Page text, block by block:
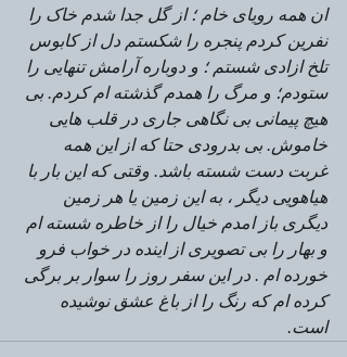
ان همه رویای خام ؛ از گل جدا شدم خاک را
نفرین کردم پنجره را شکستم دل از کابوس
تلخ ازادی شستم ؛ و دوباره آرامش تنهایی را
ستودم؛ و مرگ را همدم گذشته ام کردم. بی
هیچ پیمانی بی نگاهی جاری در قلب هایی
خاموش. بی بدرودی حتا که از این همه
غربت دست شسته باشد. وقتی که این بار با
هیاهویی دیگر ، به این زمین یا هر زمین
دیگری باز امدم خیال را از خاطره شسته ام
و بهار را بی تصویری از اینده در خواب فرو
خورده ام . در این سفر روز را سوار بر برگی
کرده ام که رنگ را از باغ عشق نوشیده
است.